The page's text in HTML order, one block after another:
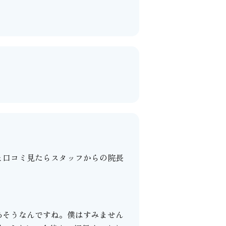
コミ見たらスタッフからの院長
うなんですね。僕はすみません